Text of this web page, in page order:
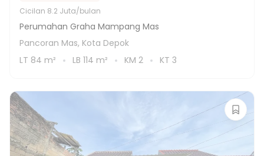
Cicilan 8.2 Juta/bulan
Perumahan Graha Mampang Mas
Pancoran Mas, Kota Depok
LT 84 m² LB 114 m² KM 2 KT 3